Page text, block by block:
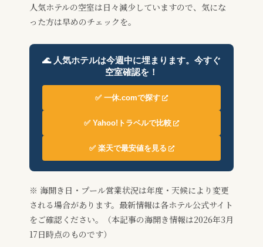
人気ホテルの空室は日々減少していますので、気にな
った方は早めのチェックを。
🌊 人気ホテルは今週中に埋まります。今すぐ
空室確認を！
✅ 一休.comで探す
✅ Yahoo!トラベルで比較
✅ 楽天で最安値を見る
※ 海開き日・プール営業状況は年度・天候により変更
される場合があります。最新情報は各ホテル公式サイト
をご確認ください。（本記事の海開き情報は2026年3月
17日時点のものです）